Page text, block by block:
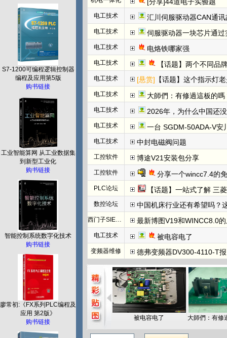
S7-1200可编程逻辑控制器
编程及应用第5版
购书链接
工业智能算网 从工业数据集
到新型工业化
购书链接
智能控制系统数字化技术
购书链接
廖常初:《FX系列PLC编程及
应用 第2版》
购书链接
电工技术 汇川伺服驱动器CAN通讯
电工技术 伺服驱动器一块芯片通
电工技术 电烙铁哪家强
电工技术 【话题】两个不同品
电工技术 [悬赏] 【话题】这个指示灯
电工技术 大師們：有修過這板的
电工技术 2026年，为什么中国还
电工技术 一台 SGDM-50ADA-V安
电工技术 中封电磁阀问题
工控软件 博途V21安装包分享
工控软件 分享一个wincc7.4的
PLC论坛 【话题】一站式了解 三菱FX5U
数控论坛 中国机床行业还有希望吗？
西门子SIEMENS 最新博图V19和WINCC8.0
电工技术 被电容电了
变频器维修 德弗变频器DV300-4110-T报NFF故
被电容电了